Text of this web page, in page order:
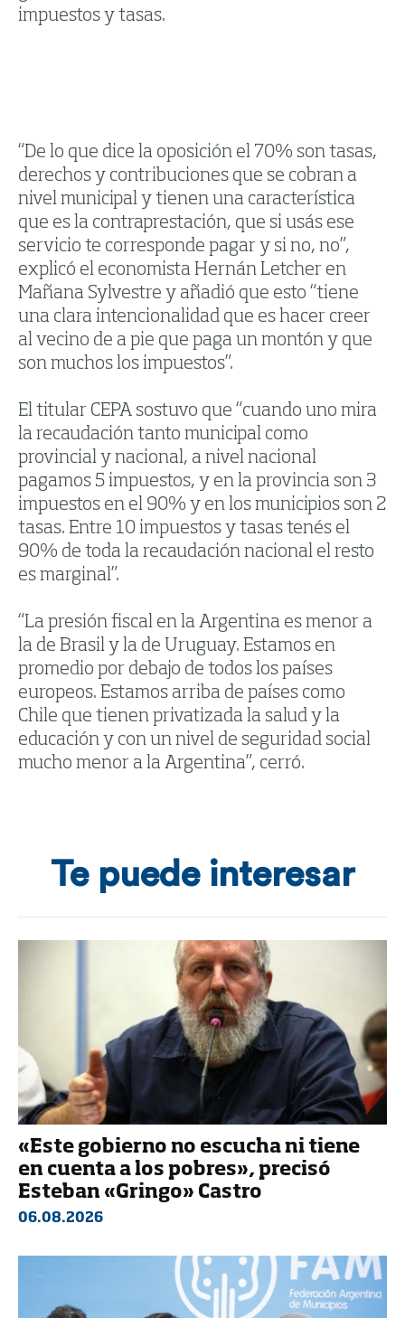
impuestos y tasas.
“De lo que dice la oposición el 70% son tasas,
derechos y contribuciones que se cobran a
nivel municipal y tienen una característica
que es la contraprestación, que si usás ese
servicio te corresponde pagar y si no, no”,
explicó el economista Hernán Letcher en
Mañana Sylvestre y añadió que esto “tiene
una clara intencionalidad que es hacer creer
al vecino de a pie que paga un montón y que
son muchos los impuestos”.
El titular CEPA sostuvo que “cuando uno mira
la recaudación tanto municipal como
provincial y nacional, a nivel nacional
pagamos 5 impuestos, y en la provincia son 3
impuestos en el 90% y en los municipios son 2
tasas. Entre 10 impuestos y tasas tenés el
90% de toda la recaudación nacional el resto
es marginal”.
“La presión fiscal en la Argentina es menor a
la de Brasil y la de Uruguay. Estamos en
promedio por debajo de todos los países
europeos. Estamos arriba de países como
Chile que tienen privatizada la salud y la
educación y con un nivel de seguridad social
mucho menor a la Argentina”, cerró.
Te puede interesar
«Este gobierno no escucha ni tiene
en cuenta a los pobres», precisó
Esteban «Gringo» Castro
06.08.2026